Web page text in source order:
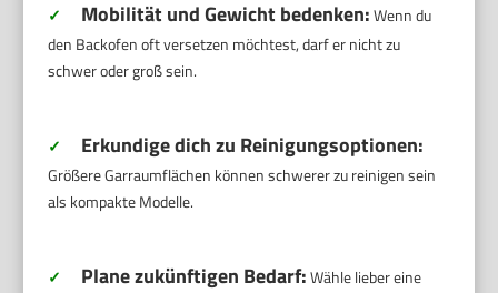
✓ Mobilität und Gewicht bedenken:Wenn du
den Backofen oft versetzen möchtest, darf er nicht zu
schwer oder groß sein.
✓ Erkundige dich zu Reinigungsoptionen:
Größere Garraumflächen können schwerer zu reinigen sein
als kompakte Modelle.
✓ Plane zukünftigen Bedarf:Wähle lieber eine